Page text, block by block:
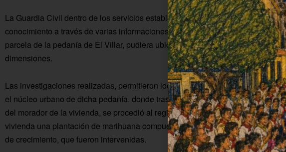
La Guardia Civil dentro de los servicios establecidos para erradicar el tráfico y
conocimiento a través de varias informaciones recibidas en el Puesto de
parcela de la pedanía de El Villar, pudiera ubicarse una plantación de
dimensiones.
Las investigaciones realizadas, permitieron localizar la plantación en el
el núcleo urbano de dicha pedanía, donde tras localizar al propietario de la
del morador de la vivienda, se procedió al registro de la misma, localizando en
vivienda una plantación de marihuana compuesta por diez plantas, de más de
de crecimiento, que fueron intervenidas.